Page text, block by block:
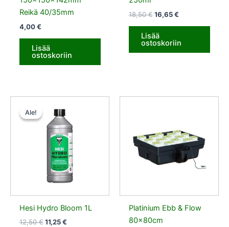
Reikä 40/35mm
4,00€
Lisää
ostoskoriin
18,50€ 16,65€
Lisää
ostoskoriin
Ale!
Ale!
Hesi Hydro Bloom 1L
12,50€
hinta
oli:
12,50 €.
11,25€
on:
11,25 €.
Platinium Ebb & Flow
80x80cm